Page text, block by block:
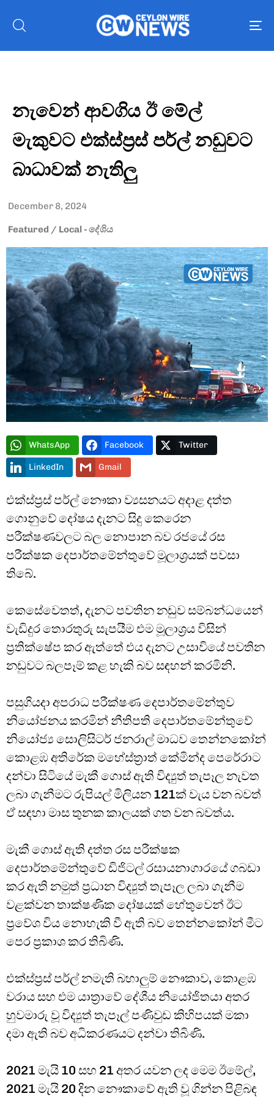
Type and hit enter
නැවෙන් ආවගිය ඊ මේල්
මැකුවට එක්ස්ප්‍රස් පර්ල් නඩුවට
බාධාවක් නැතිලු
December 8, 2024
Featured / Local - දේශිය
WhatsApp Facebook Twitter
LinkedIn Gmail
එක්ස්ප්‍රස් පර්ල් නෞකා ව්‍යසනයට අදාළ දත්ත
ගොනුවේ දෝෂය දැනට සිදු කෙරෙන
පරීක්ෂණවලට බල නොපාන බව රජයේ රස
පරීක්ෂක දෙපාර්තමේන්තුවේ මූලාශ්‍රයක් පවසා
තිබේ.
කෙසේවෙතත්, දැනට පවතින නඩුව සම්බන්ධයෙන්
වැඩිදුර තොරතුරු සැපයීම එම මූලාශ්‍රය විසින්
ප්‍රතික්ෂේප කර ඇත්තේ එය දැනට උසාවියේ පවතින
නඩුවට බලපෑම් කළ හැකි බව සඳහන් කරමිනි.
පසුගියදා අපරාධ පරීක්ෂණ දෙපාර්තමේන්තුව
නියෝජනය කරමින් නීතිපති දෙපාර්තමේන්තුවේ
නියෝජ්‍ය සොලිසිටර් ජනරාල් මාධව තෙන්නකෝන්
කොළඹ අතිරේක මහේස්ත්‍රාත් කේමින්ද පෙරේරාට
දන්වා සිටියේ මැකී ගොස් ඇති විද්‍යුත් තැපෑල නැවත
ලබා ගැනීමට රුපියල් මිලියන 121ක් වැය වන බවත්
ඒ සඳහා මාස තුනක කාලයක් ගත වන බවත්ය.
මැකී ගොස් ඇති දත්ත රස පරීක්ෂක
දෙපාර්තමේන්තුවේ ඩිජිටල් රසායනාගාරයේ ගබඩා
කර ඇති නමුත් ප්‍රධාන විද්‍යුත් තැපෑල ලබා ගැනීම
වළක්වන තාක්ෂණික දෝෂයක් හේතුවෙන් ඊට
ප්‍රවේශ විය නොහැකි වී ඇති බව තෙන්නකෝන් මීට
පෙර ප්‍රකාශ කර තිබිණි.
එක්ස්ප්‍රස් පර්ල් නමැති බහාලුම් නෞකාව, කොළඹ
වරාය සහ එම යාත්‍රාවේ දේශීය නියෝජිතයා අතර
හුවමාරු වූ විද්‍යුත් තැපෑල් පණිවුඩ කිහිපයක් මකා
දමා ඇති බව අධිකරණයට දන්වා තිබිණි.
2021 මැයි 10 සහ 21 අතර යවන ලද මෙම ඊමේල්,
2021 මැයි 20 දින නෞකාවේ ඇති වූ ගින්න පිළිබඳ